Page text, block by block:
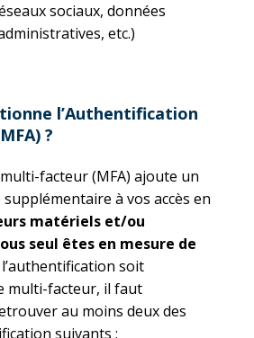
sociaux, données
etc.)
l’Authentification
?
facteur (MFA) ajoute un
à vos accès en
matériels et/ou
seul êtes en mesure de
soit
multi-facteur, il faut
au moins deux des
suivants :